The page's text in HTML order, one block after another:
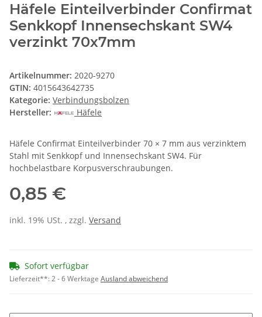
Häfele Einteilverbinder Confirmat
Senkkopf Innensechskant SW4
verzinkt 70x7mm
Artikelnummer: 2020-9270
GTIN: 4015643642735
Kategorie: Verbindungsbolzen
Hersteller:
Häfele
Häfele Confirmat Einteilverbinder 70 × 7 mm aus verzinktem
Stahl mit Senkkopf und Innensechskant SW4. Für
hochbelastbare Korpusverschraubungen.
0,85 €
inkl. 19% USt. , zzgl. Versand
Sofort verfügbar
Lieferzeit**:2 - 6 Werktage Ausland abweichend